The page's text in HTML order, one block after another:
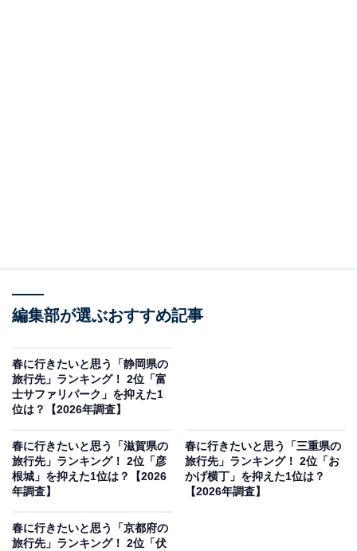
編集部が選ぶおすすめ記事
春に行きたいと思う「静岡県の
旅行先」ランキング！ 2位「富
士サファリパーク」を抑えた1
位は？【2026年調査】
春に行きたいと思う「滋賀県の
旅行先」ランキング！ 2位「彦
根城」を抑えた1位は？【2026
年調査】
春に行きたいと思う「三重県の
旅行先」ランキング！ 2位「お
かげ横丁」を抑えた1位は？
【2026年調査】
春に行きたいと思う「京都府の
旅行先」ランキング！ 2位「伏